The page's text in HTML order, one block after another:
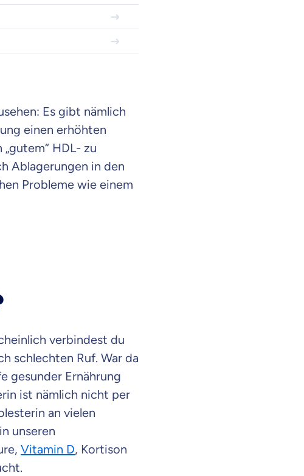
Es gibt nämlich
einen erhöhten
HDL- zu
Ablagerungen in den
Probleme wie einem
verbindest du
schlechten Ruf. War da
gesunder Ernährung
ist nämlich nicht per
an vielen
unseren
Vitamin D, Kortison